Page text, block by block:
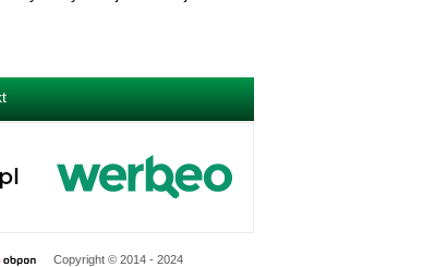
Copyright © 2014 - 2024